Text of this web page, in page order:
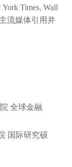
Times, Wall
主流媒体引用并
全球金融
国际研究硕